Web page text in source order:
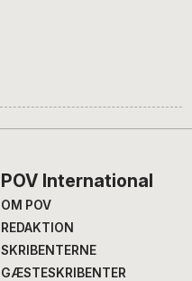
POV International
OM POV
REDAKTION
SKRIBENTERNE
GÆSTESKRIBENTER